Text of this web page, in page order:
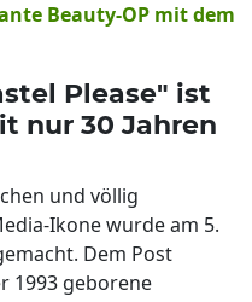
Beauty-OP mit dem
Please" ist
nur 30 Jahren
und völlig
Ikone wurde am 5.
Dem Post
1993 geborene